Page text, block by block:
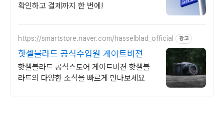
확인하고 결제까지 한 번에!
https://smartstore.naver.com/hasselblad_official 광고
핫셀블라드 공식수입원 게이트비젼
핫셀블라드 공식스토어 게이트비젼 핫셀블
라드의 다양한 소식을 빠르게 만나보세요